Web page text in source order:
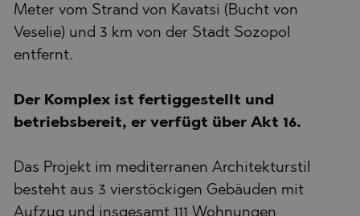
Meter vom Strand von Kavatsi (Bucht von
Veselie) und 3 km von der Stadt Sozopol
entfernt.
Der Komplex ist fertiggestellt und
betriebsbereit, er verfügt über Akt 16.
Das Projekt im mediterranen Architekturstil
besteht aus 3 vierstöckigen Gebäuden mit
Aufzug und insgesamt 111 Wohnungen